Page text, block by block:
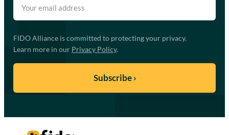
FIDO Alliance is committed to protecting your privacy.
Learn more in our Privacy Policy.